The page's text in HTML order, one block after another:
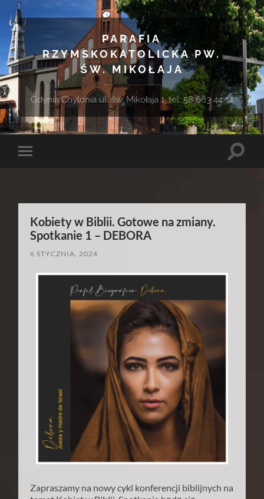
PARAFIA
RZYMSKOKATOLICKA PW.
ŚW. MIKOŁAJA
Gdynia Chylonia ul. św. Mikołaja 1, tel. 58 663 44 14
Toggle
Toggle
Kobiety w Biblii. Gotowe na zmiany.
Spotkanie 1 – DEBORA
6 STYCZNIA, 2024
Zapraszamy na nowy cykl konferencji biblijnych na